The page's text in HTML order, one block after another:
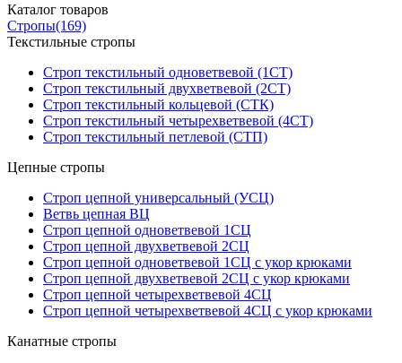
Каталог товаров
Стропы(169)
Текстильные стропы
Строп текстильный одноветвевой (1СТ)
Строп текстильный двухветвевой (2СТ)
Строп текстильный кольцевой (СТК)
Строп текстильный четырехветвевой (4СТ)
Строп текстильный петлевой (СТП)
Цепные стропы
Строп цепной универсальный (УСЦ)
Ветвь цепная ВЦ
Строп цепной одноветвевой 1СЦ
Строп цепной двухветвевой 2СЦ
Строп цепной одноветвевой 1СЦ с укор крюками
Строп цепной двухветвевой 2СЦ с укор крюками
Строп цепной четырехветвевой 4СЦ
Строп цепной четырехветвевой 4СЦ с укор крюками
Канатные стропы